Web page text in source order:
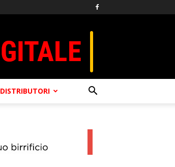
DISTRIBUTORI